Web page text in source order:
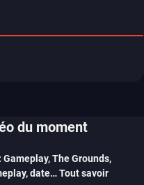
du moment
Gameplay, The Grounds,
date… Tout savoir